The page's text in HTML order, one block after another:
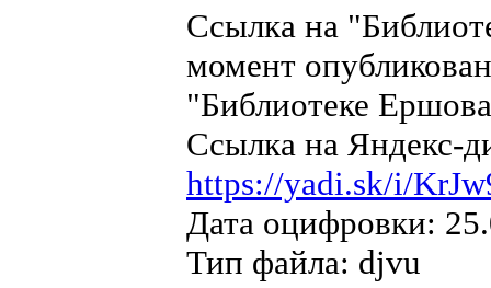
Ссылка на
момент
"Библиотеке
Ссылка на Яндекс-
https://yadi.sk/i/
Дата оцифровки:
Тип файла: djvu